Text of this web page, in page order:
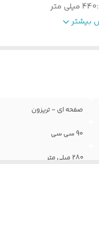
:440 میلی متر
:آلومینیومبیشتر
صفحه ای - تریزون
90 سی سی
280 میلی متر